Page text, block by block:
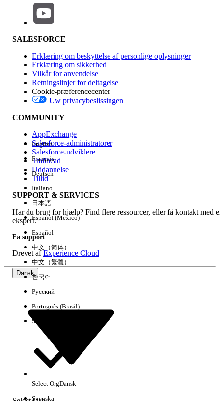
Funktionspåvirkning
Version
Experience
Ryd alle Udført
Her er nogle søgetips
Kontroller stavemåden for dine søgeord.
SALESFORCE
Erklæring om beskyttelse af personlige oplysninger
Erklæring om sikkerhed
Vilkår for anvendelse
Retningslinjer for deltagelse
Cookie-præferencecenter
Uw privacybeslissingen
COMMUNITY
AppExchange
Salesforce-administratorer
Salesforce-udviklere
Trailhead
Uddannelse
Tillid
SUPPORT & SERVICES
Har du brug for hjælp? Find flere ressourcer, eller få kontakt med
ekspert.
Få support
Drevet afExperience Cloud
Dansk
English
Français
Deutsch
Italiano
日本語
Español (México)
Español
中文（简体）
中文（繁體）
한국어
Русский
Português (Brasil)
Suomi
Select OrgDansk
Svenska